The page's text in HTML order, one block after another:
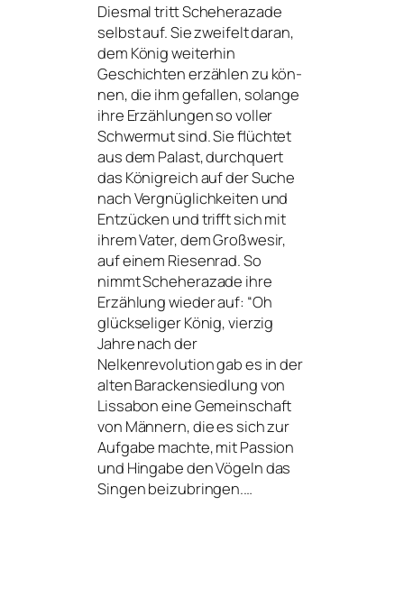
Diesmal tritt Scheherazade
selbst auf. Sie zwei­felt dar­an,
dem König wei­ter­hin
Geschichten erzäh­len zu kön­
nen, die ihm gefal­len, solan­ge
ihre Erzählungen so vol­ler
Schwermut sind. Sie flüch­tet
aus dem Palast, durch­quert
das Königreich auf der Suche
nach Vergnüglichkeiten und
Entzücken und trifft sich mit
ihrem Vater, dem Großwesir,
auf einem Riesenrad. So
nimmt Scheherazade ihre
Erzählung wie­der auf: “Oh
glück­se­li­ger König, vier­zig
Jahre nach der
Nelkenrevolution gab es in der
alten Barackensiedlung von
Lissabon eine Gemeinschaft
von Männern, die es sich zur
Aufgabe mach­te, mit Passion
und Hingabe den Vögeln das
Singen beizubringen.…